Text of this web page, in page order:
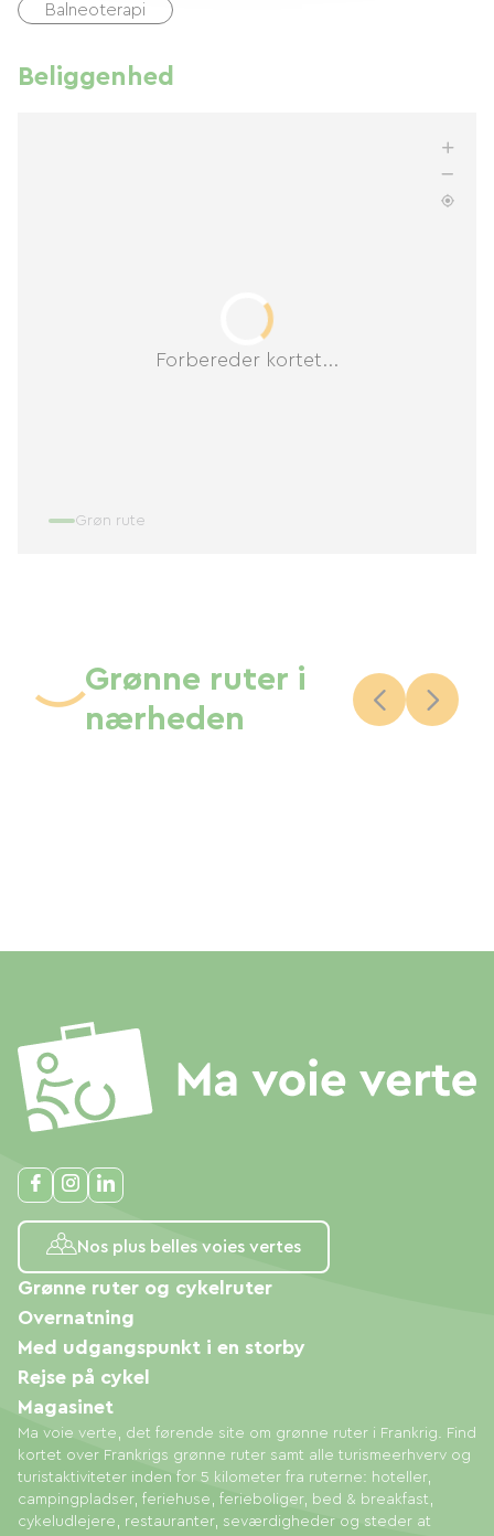
Balneoterapi
Beliggenhed
Forbereder kortet...
Grøn rute
Grønne ruter i
nærheden
Nos plus belles voies vertes
Ma voie verte, det førende site om grønne ruter i Frankrig. Find
kortet over Frankrigs grønne ruter samt alle turismeerhverv og
turistaktiviteter inden for 5 kilometer fra ruterne: hoteller,
campingpladser, feriehuse, ferieboliger, bed & breakfast,
cykeludlejere, restauranter, seværdigheder og steder at
Grønne ruter og cykelruter
Overnatning
Med udgangspunkt i en storby
Rejse på cykel
Magasinet